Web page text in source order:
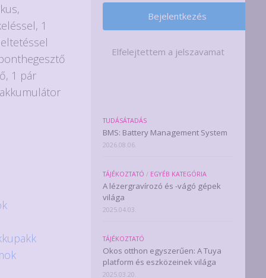
1
1 pár
Elfelejtettem a jelszavamat
TUDÁSÁTADÁS
BMS: Battery Management System
2026.08.06.
TÁJÉKOZTATÓ / EGYÉB KATEGÓRIA
A lézergravírozó és -vágó gépek
világa
2025.04.03.
TÁJÉKOZTATÓ
Okos otthon egyszerűen: A Tuya
platform és eszközeinek világa
2025.03.20.